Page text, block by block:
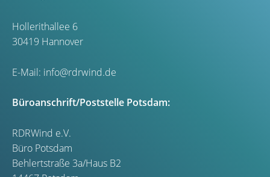
Hollerithallee 6
30419 Hannover
E-Mail: info@rdrwind.de
Büroanschrift/Poststelle Potsdam:
RDRWind e.V.
Büro Potsdam
Behlertstraße 3a/Haus B2